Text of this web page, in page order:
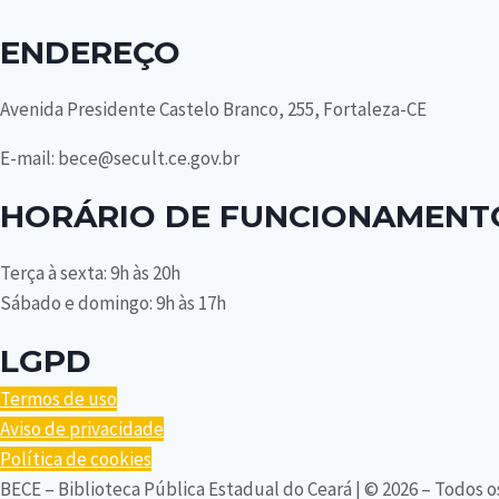
ENDEREÇO
Avenida Presidente Castelo Branco, 255, Fortaleza-CE
E-mail: bece@secult.ce.gov.br
HORÁRIO DE
Terça à sexta: 9h às 20h
Sábado e domingo: 9h às 17h
LGPD
Termos de uso
Aviso de privacidade
Política de cookies
BECE – Biblioteca Pública Estadual do Ceará | © 2026 – Todos